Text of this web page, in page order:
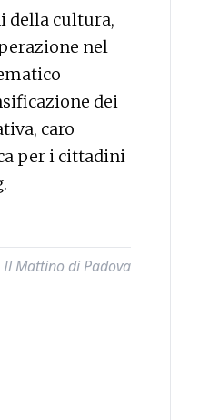
della cultura,
nel
dei
caro
per i cittadini
Mattino di Padova